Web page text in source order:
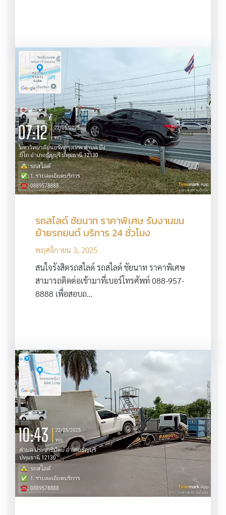
รถสไลด์ ชัยนาท ราคาพิเศษ รับงานขน
ย้ายรถยนต์ บริการ 24 ชั่วโมง
พฤศจิกายน 3, 2025
สนใจรังสิตรถสไลด์ รถสไลด์ ชัยนาท ราคาพิเศษ
สามารถติดต่อเข้ามาที่เบอร์โทรศัพท์ 088-957-
8888 เพื่อสอบถ…